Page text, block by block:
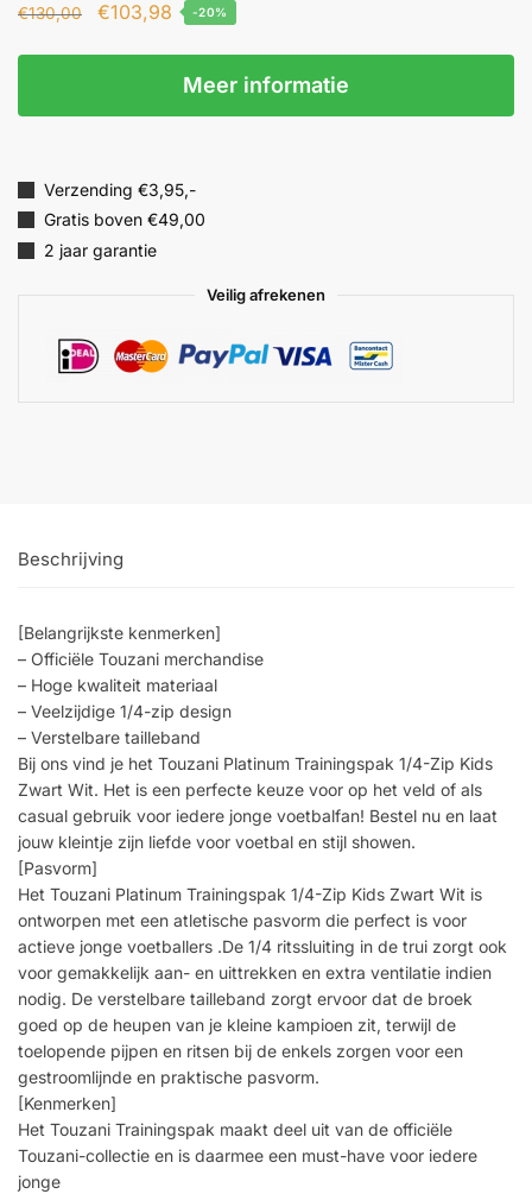
€130,00 €103,98 -20%
Meer informatie
Verzending €3,95,-
Gratis boven €49,00
2 jaar garantie
Veilig afrekenen
Beschrijving
[Belangrijkste kenmerken]
– Officiële Touzani merchandise
– Hoge kwaliteit materiaal
– Veelzijdige 1/4-zip design
– Verstelbare tailleband
Bij ons vind je het Touzani Platinum Trainingspak 1/4-Zip Kids
Zwart Wit. Het is een perfecte keuze voor op het veld of als
casual gebruik voor iedere jonge voetbalfan! Bestel nu en laat
jouw kleintje zijn liefde voor voetbal en stijl showen.
[Pasvorm]
Het Touzani Platinum Trainingspak 1/4-Zip Kids Zwart Wit is
ontworpen met een atletische pasvorm die perfect is voor
actieve jonge voetballers .De 1/4 ritssluiting in de trui zorgt ook
voor gemakkelijk aan- en uittrekken en extra ventilatie indien
nodig. De verstelbare tailleband zorgt ervoor dat de broek
goed op de heupen van je kleine kampioen zit, terwijl de
toelopende pijpen en ritsen bij de enkels zorgen voor een
gestroomlijnde en praktische pasvorm.
[Kenmerken]
Het Touzani Trainingspak maakt deel uit van de officiële
Touzani-collectie en is daarmee een must-have voor iedere
jonge